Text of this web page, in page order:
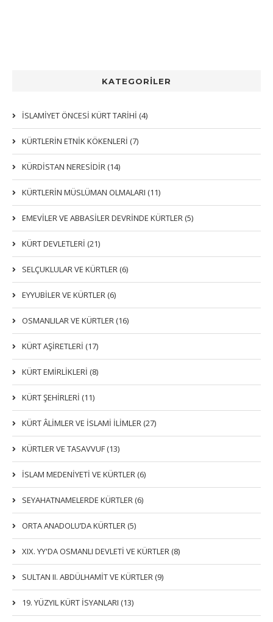
KATEGORİLER
İSLAMİYET ÖNCESİ KÜRT TARİHİ (4)
KÜRTLERIN ETNIK KÖKENLERI (7)
KÜRDİSTAN NERESİDİR (14)
KÜRTLERİN MÜSLÜMAN OLMALARI (11)
EMEVİLER VE ABBASİLER DEVRİNDE KÜRTLER (5)
KÜRT DEVLETLERİ (21)
SELÇUKLULAR VE KÜRTLER (6)
EYYUBİLER VE KÜRTLER (6)
OSMANLILAR VE KÜRTLER (16)
KÜRT AŞİRETLERİ (17)
KÜRT EMİRLİKLERİ (8)
KÜRT ŞEHİRLERİ (11)
KÜRT ÂLİMLER VE İSLAMİ İLİMLER (27)
KÜRTLER VE TASAVVUF (13)
İSLAM MEDENİYETİ VE KÜRTLER (6)
SEYAHATNAMELERDE KÜRTLER (6)
ORTA ANADOLU’DA KÜRTLER (5)
XIX. YY'DA OSMANLI DEVLETI VE KÜRTLER (8)
SULTAN II. ABDÜLHAMİT VE KÜRTLER (9)
19. YÜZYIL KÜRT İSYANLARI (13)